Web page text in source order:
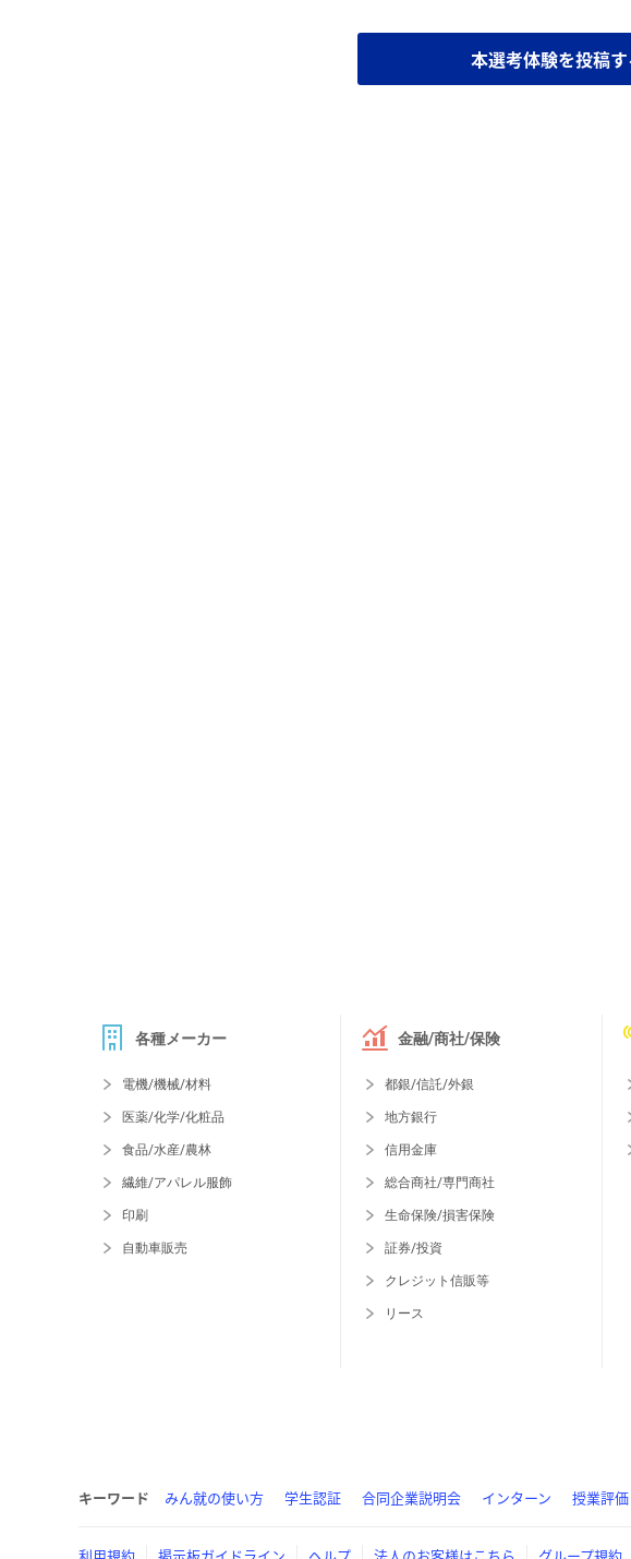
本選考体験を投稿す
各種メーカー
電機/機械/材料
医薬/化学/化粧品
食品/水産/農林
繊維/アパレル服飾
印刷
自動車販売
金融/商社/保険
都銀/信託/外銀
地方銀行
信用金庫
総合商社/専門商社
生命保険/損害保険
証券/投資
クレジット信販等
リース
キーワード みん就の使い方 学生認証 合同企業説明会 インターン 授業評価